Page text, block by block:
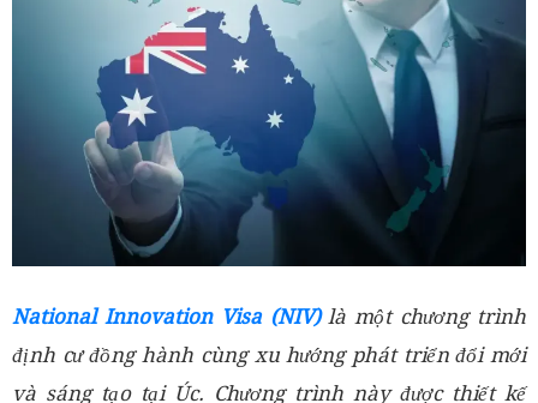
National Innovation Visa (NIV)là một chương trình
định cư đồng hành cùng xu hướng phát triển đổi mới
và sáng tạo tại Úc. Chương trình này được thiết kế